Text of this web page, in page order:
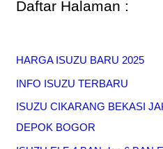
Daftar Halaman :
HARGA ISUZU BARU 2025
INFO ISUZU TERBARU
ISUZU CIKARANG BEKASI
DEPOK BOGOR